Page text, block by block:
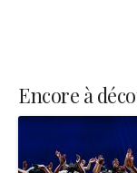
Encore à